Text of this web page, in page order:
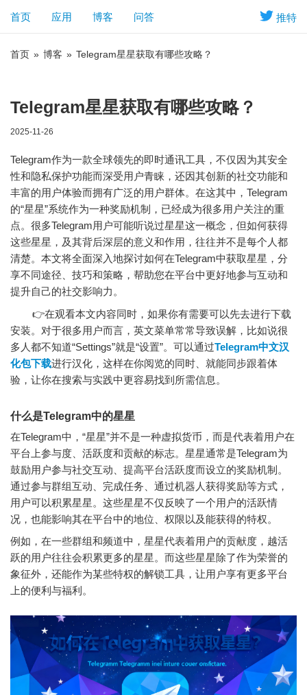
推特
首页 应用 博客 问答
首页 » 博客 » Telegram星星获取有哪些攻略？
Telegram星星获取有哪些攻略？
2025-11-26
Telegram作为一款全球领先的即时通讯工具，不仅因为其安全
性和隐私保护功能而深受用户青睐，还因其创新的社交功能和
丰富的用户体验而拥有广泛的用户群体。在这其中，Telegram
的“星星”系统作为一种奖励机制，已经成为很多用户关注的重
点。很多Telegram用户可能听说过星星这一概念，但如何获得
这些星星，及其背后深层的意义和作用，往往并不是每个人都
清楚。本文将全面深入地探讨如何在Telegram中获取星星，分
享不同途径、技巧和策略，帮助您在平台中更好地参与互动和
提升自己的社交影响力。
👉在观看本文内容同时，如果你有需要可以先去进行下载
安装。对于很多用户而言，英文菜单常常导致误解，比如说很
多人都不知道“Settings”就是“设置”。可以通过Telegram中文汉
化包下载进行汉化，这样在你阅览的同时、就能同步跟着体
验，让你在搜索与实践中更容易找到所需信息。
什么是Telegram中的星星
在Telegram中，“星星”并不是一种虚拟货币，而是代表着用户在
平台上参与度、活跃度和贡献的标志。星星通常是Telegram为
鼓励用户参与社交互动、提高平台活跃度而设立的奖励机制。
通过参与群组互动、完成任务、通过机器人获得奖励等方式，
用户可以积累星星。这些星星不仅反映了一个用户的活跃情
况，也能影响其在平台中的地位、权限以及能获得的特权。
例如，在一些群组和频道中，星星代表着用户的贡献度，越活
跃的用户往往会积累更多的星星。而这些星星除了作为荣誉的
象征外，还能作为某些特权的解锁工具，让用户享有更多平台
上的便利与福利。